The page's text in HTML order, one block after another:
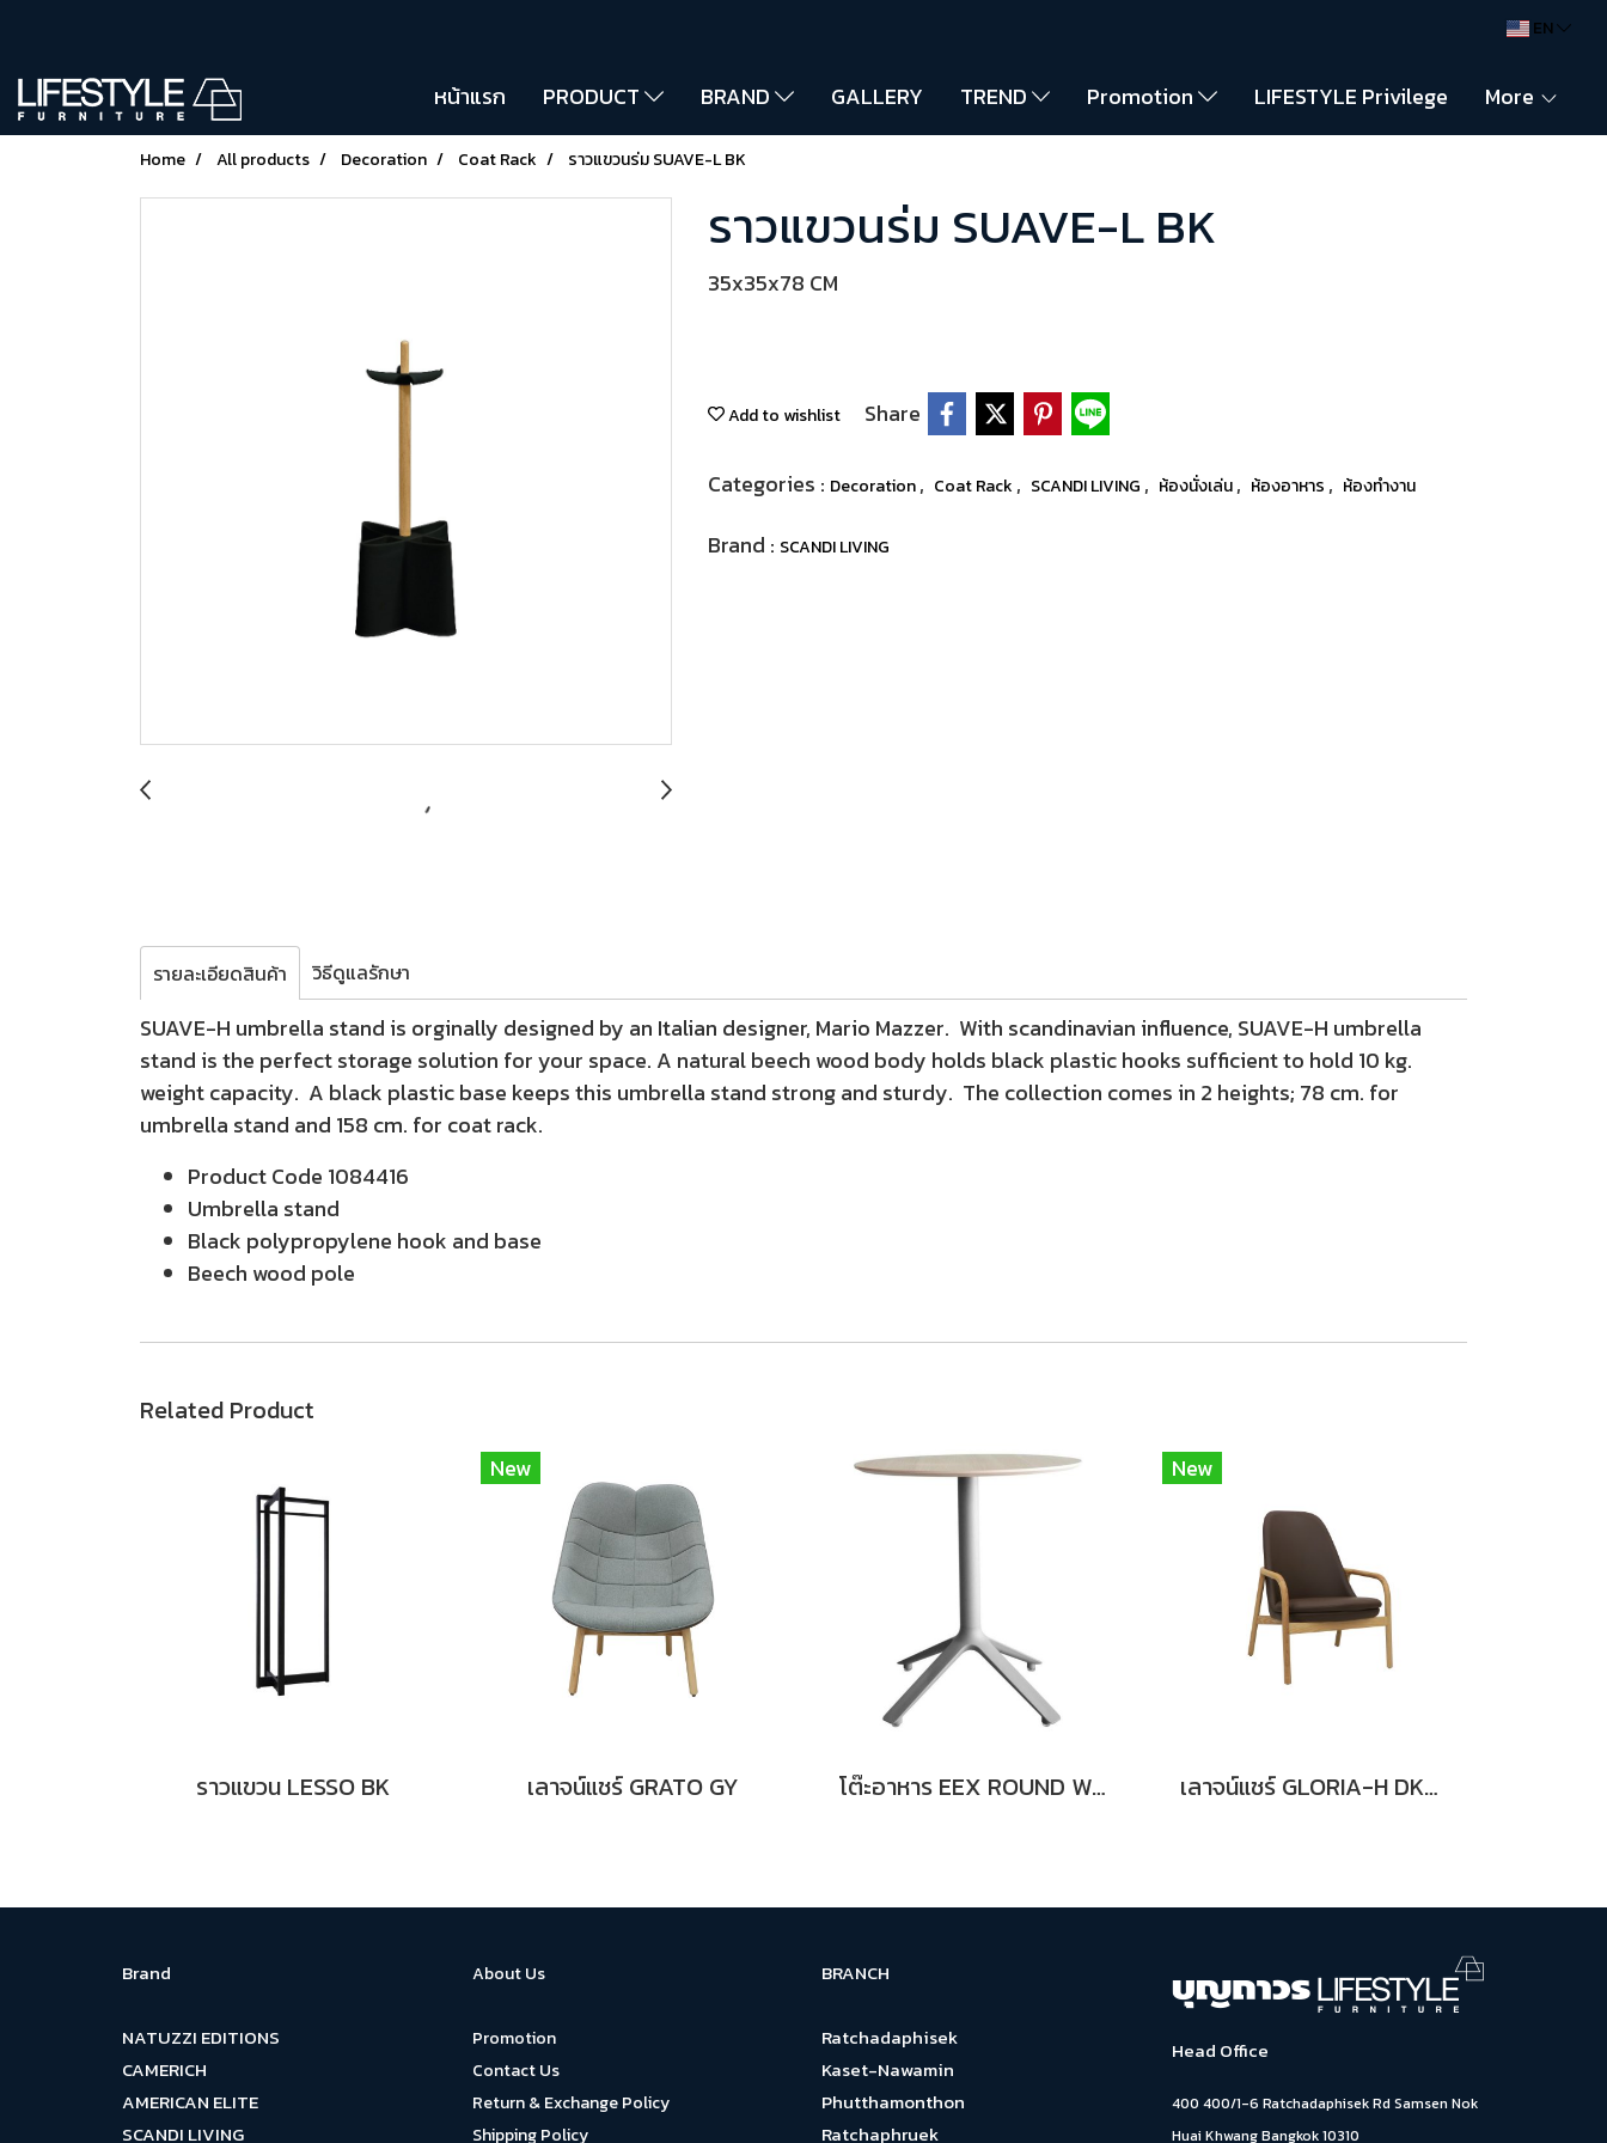
EN
หน้าแรก PRODUCT BRAND GALLERY TREND Promotion LIFESTYLE Privilege More
Home All products Decoration Coat Rack ราวแขวนร่ม SUAVE-L BK
ราวแขวนร่ม SUAVE-L BK
35x35x78 CM
Add to wishlist Share
Categories : Decoration, Coat Rack , SCANDI LIVING , ห้องนั่งเล่น, ห้องอาหาร , ห้องทำงาน
Brand : SCANDI LIVING
รายละเอียดสินค้า วิธีดูแลรักษา
SUAVE-H umbrella stand is orginally designed by an Italian designer, Mario Mazzer. With scandinavian influence, SUAVE-H umbrella
stand is the perfect storage solution for your space. A natural beech wood body holds black plastic hooks sufficient to hold 10 kg.
weight capacity. A black plastic base keeps this umbrella stand strong and sturdy. The collection comes in 2 heights; 78 cm. for
umbrella stand and 158 cm. for coat rack.
Product Code 1084416
Umbrella stand
Black polypropylene hook and base
Beech wood pole
Related Product
ราวแขวน LESSO BK
New
เลาจน์แชร์ GRATO GY โต๊ะอาหาร EEX ROUND WT-OK Dia.
New
เลาจน์แชร์ GLORIA-H DK-BN
Brand
NATUZZI EDITIONS
CAMERICH
AMERICAN ELITE
SCANDI LIVING
About Us
Promotion
Contact Us
Return & Exchange Policy
Shipping Policy
BRANCH
Ratchadaphisek
Kaset-Nawamin
Phutthamonthon
Ratchaphruek
Head Office
400 400/1-6 Ratchadaphisek Rd Samsen Nok
Huai Khwang Bangkok 10310